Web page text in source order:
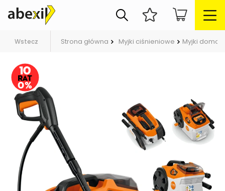
Wstecz Strona główna Myjki ciśnieniowe Myjki